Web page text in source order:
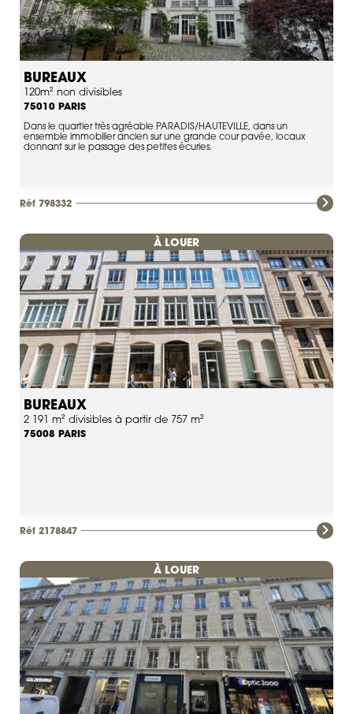
BUREAUX
120m² non divisibles
75010 PARIS
Dans le quartier très agréable PARADIS/HAUTEVILLE, dans un
ensemble immobilier ancien sur une grande cour pavée, locaux
donnant sur le passage des petites écuries.
Réf 798332
À LOUER
BUREAUX
2 191 m² divisibles à partir de 757 m²
75008 PARIS
Réf 2178847
À LOUER